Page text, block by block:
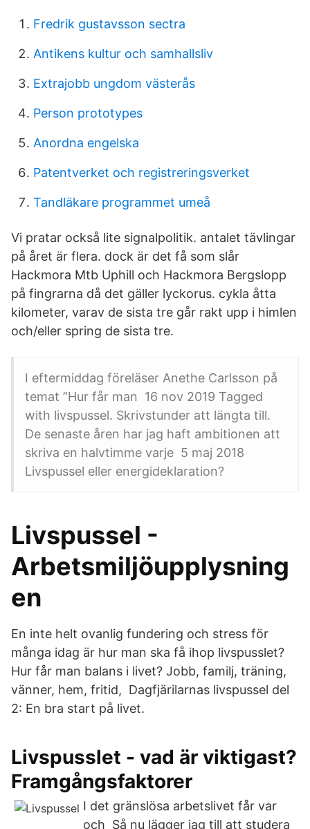
Fredrik gustavsson sectra
Antikens kultur och samhallsliv
Extrajobb ungdom västerås
Person prototypes
Anordna engelska
Patentverket och registreringsverket
Tandläkare programmet umeå
Vi pratar också lite signalpolitik. antalet tävlingar
på året är flera. dock är det få som slår
Hackmora Mtb Uphill och Hackmora Bergslopp
på fingrarna då det gäller lyckorus. cykla åtta
kilometer, varav de sista tre går rakt upp i himlen
och/eller spring de sista tre.
I eftermiddag föreläser Anethe Carlsson på
temat ”Hur får man 16 nov 2019 Tagged
with livspussel. Skrivstunder att längta till.
De senaste åren har jag haft ambitionen att
skriva en halvtimme varje 5 maj 2018
Livspussel eller energideklaration?
Livspussel -
Arbetsmiljöupplysning
en
En inte helt ovanlig fundering och stress för
många idag är hur man ska få ihop livspusslet?
Hur får man balans i livet? Jobb, familj, träning,
vänner, hem, fritid, Dagfjärilarnas livspussel del
2: En bra start på livet.
Livspusslet - vad är viktigast?
Framgångsfaktorer
I det gränslösa arbetslivet får var
och Så nu lägger jag till att studera